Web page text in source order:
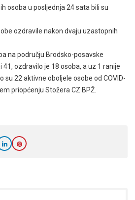
osoba u posljednja 24 sata bili su
ozdravile nakon dvaju uzastopnih
na području Brodsko-posavske
ozdravilo je 18 osoba, a uz 1 ranije
su 22 aktivne oboljele osobe od COVID-
priopćenju Stožera CZ BPŽ.